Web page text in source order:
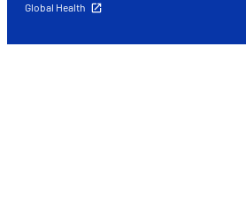
Global Health